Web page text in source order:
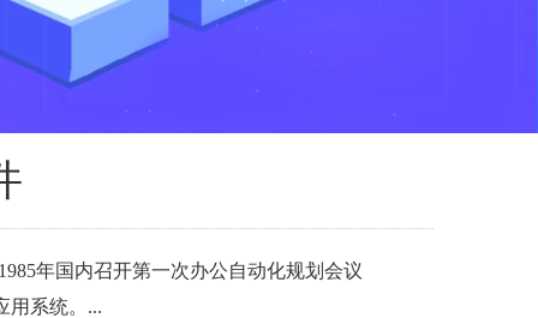
年国内召开第一次办公自动化规划会议
用系统。...